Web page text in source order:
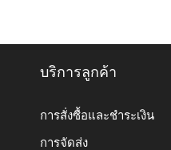
บริการลูกค้า
การสั่งซื้อและชำระเงิน
การจัดส่ง